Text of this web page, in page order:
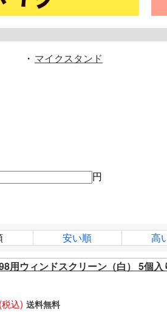
・ マイクスタンド
円
安い順 高
用ウィンドスクリーン（白） 5個入
(税込) 送料無料